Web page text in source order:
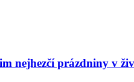
nejhezčí prázdniny v